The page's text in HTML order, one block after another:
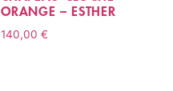
ORANGE – ESTHER
140,00 €